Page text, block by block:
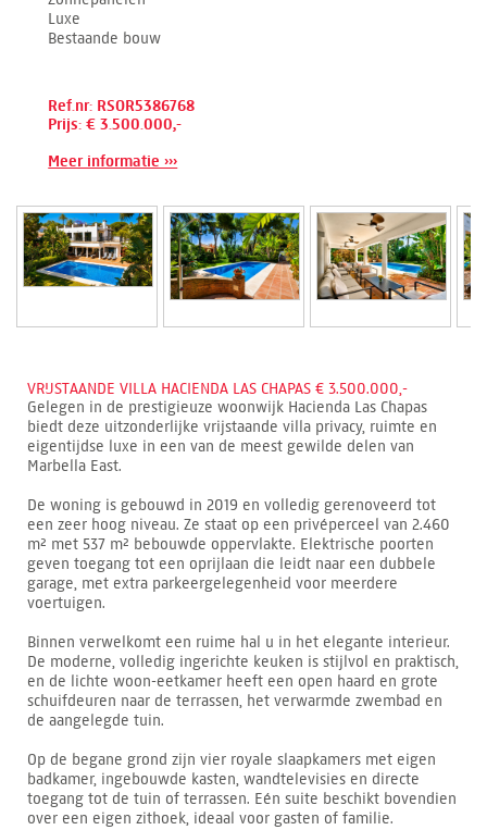
Luxe
Bestaande bouw
Ref.nr: RSOR5386768
Prijs: € 3.500.000,-
Meer informatie ›››
VRIJSTAANDE VILLA HACIENDA LAS CHAPAS € 3.500.000,-
Gelegen in de prestigieuze woonwijk Hacienda Las Chapas
biedt deze uitzonderlijke vrijstaande villa privacy, ruimte en
eigentijdse luxe in een van de meest gewilde delen van
Marbella East.
De woning is gebouwd in 2019 en volledig gerenoveerd tot
een zeer hoog niveau. Ze staat op een privéperceel van 2.460
m² met 537 m² bebouwde oppervlakte. Elektrische poorten
geven toegang tot een oprijlaan die leidt naar een dubbele
garage, met extra parkeergelegenheid voor meerdere
voertuigen.
Binnen verwelkomt een ruime hal u in het elegante interieur.
De moderne, volledig ingerichte keuken is stijlvol en praktisch,
en de lichte woon-eetkamer heeft een open haard en grote
schuifdeuren naar de terrassen, het verwarmde zwembad en
de aangelegde tuin.
Op de begane grond zijn vier royale slaapkamers met eigen
badkamer, ingebouwde kasten, wandtelevisies en directe
toegang tot de tuin of terrassen. Eén suite beschikt bovendien
over een eigen zithoek, ideaal voor gasten of familie.